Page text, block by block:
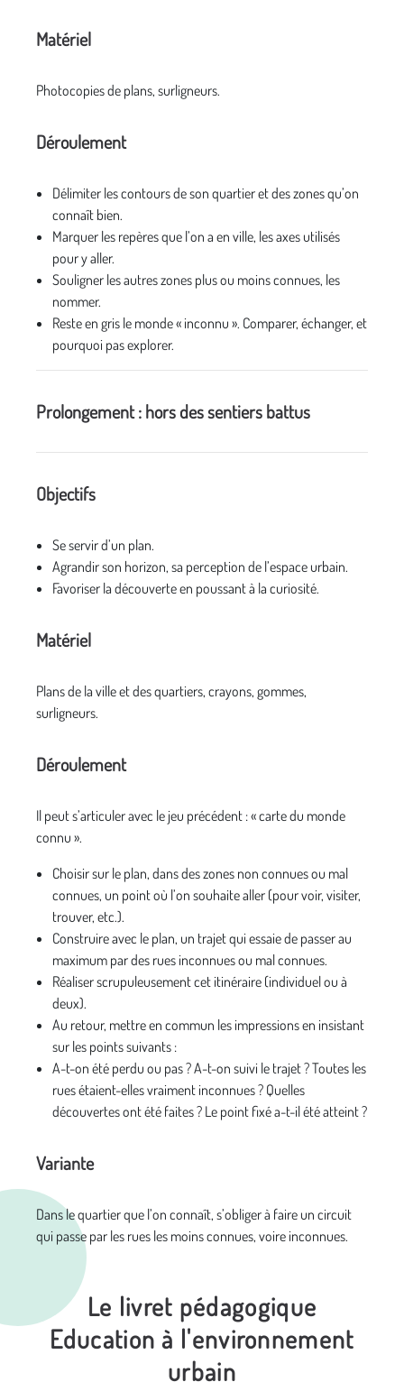
Matériel
Photocopies de plans, surligneurs.
Déroulement
Délimiter les contours de son quartier et des zones qu’on
connaît bien.
Marquer les repères que l’on a en ville, les axes utilisés
pour y aller.
Souligner les autres zones plus ou moins connues, les
nommer.
Reste en gris le monde « inconnu ». Comparer, échanger, et
pourquoi pas explorer.
Prolongement : hors des sentiers battus
Objectifs
Se servir d’un plan.
Agrandir son horizon, sa perception de l’espace urbain.
Favoriser la découverte en poussant à la curiosité.
Matériel
Plans de la ville et des quartiers, crayons, gommes,
surligneurs.
Déroulement
Il peut s’articuler avec le jeu précédent : « carte du monde
connu ».
Choisir sur le plan, dans des zones non connues ou mal
connues, un point où l’on souhaite aller (pour voir, visiter,
trouver, etc.).
Construire avec le plan, un trajet qui essaie de passer au
maximum par des rues inconnues ou mal connues.
Réaliser scrupuleusement cet itinéraire (individuel ou à
deux).
Au retour, mettre en commun les impressions en insistant
sur les points suivants :
A-t-on été perdu ou pas ? A-t-on suivi le trajet ? Toutes les
rues étaient-elles vraiment inconnues ? Quelles
découvertes ont été faites ? Le point fixé a-t-il été atteint ?
Variante
Dans le quartier que l’on connaît, s’obliger à faire un circuit
qui passe par les rues les moins connues, voire inconnues.
Le livret pédagogique
Education à l'environnement
urbain